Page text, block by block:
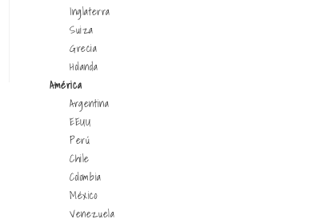
Inglaterra
Suiza
Grecia
Holanda
América
Argentina
EEUU
Perú
Chile
Colombia
México
Venezuela